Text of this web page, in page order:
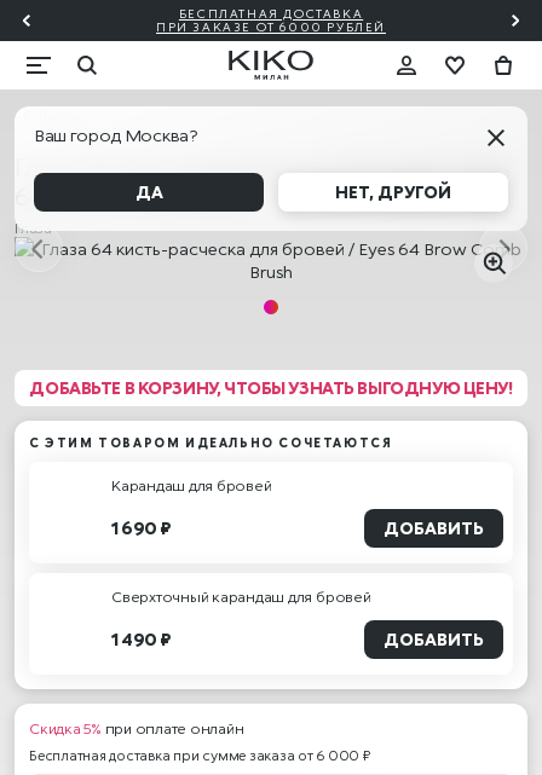
✨
БЕСПЛАТНАЯ ДОСТАВКА
ПРИ ЗАКАЗЕ ОТ 6000 РУБЛЕЙ
Ваш город Москва?
ДА НЕТ, ДРУГОЙ
Глаза 64 кисть-расческа для бровей / Eyes
64 Brow Comb Brush
Глаза
ДОБАВЬТЕ В КОРЗИНУ, ЧТОБЫ УЗНАТЬ ВЫГОДНУЮ ЦЕНУ!
С ЭТИМ ТОВАРОМ ИДЕАЛЬНО СОЧЕТАЮТСЯ
Карандаш для бровей
1 690 ₽ ДОБАВИТЬ
Сверхточный карандаш для бровей
1 490 ₽ ДОБАВИТЬ
Скидка 5% при оплате онлайн
Бесплатная доставка при сумме заказа от 6 000 ₽